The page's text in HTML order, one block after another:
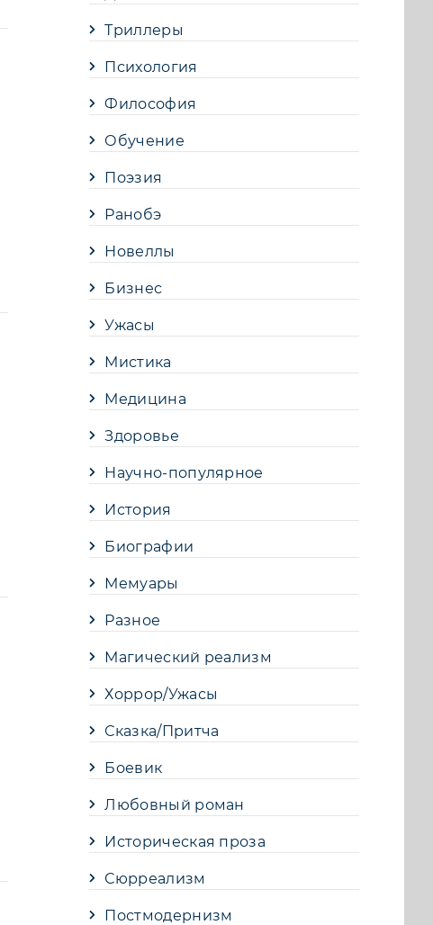
Триллеры
Психология
Философия
Обучение
Поэзия
Ранобэ
Новеллы
Бизнес
Ужасы
Мистика
Медицина
Здоровье
Научно-популярное
История
Биографии
Мемуары
Разное
Магический реализм
Хоррор/Ужасы
Сказка/Притча
Боевик
Любовный роман
Историческая проза
Сюрреализм
Постмодернизм